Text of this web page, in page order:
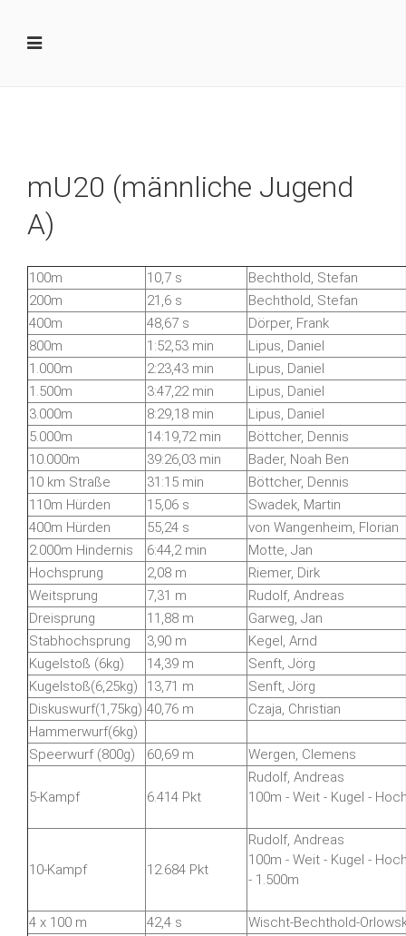
mU20 (männliche Jugend
A)
100m 10,7 s
Bechthold, Stefan
200m
21,6 s
Bechthold, Stefan
400m
48,67 s
Dörper, Frank
800m
1:52,53 min
Lipus, Daniel
1.000m
2:23,43 min
Lipus, Daniel
1.500m
3:47,22 min
Lipus, Daniel
3.000m
8:29,18 min
Lipus, Daniel
5.000m
14:19,72 min
Böttcher, Dennis
10.000m
39:26,03 min
Bader, Noah Ben
10 km Straße
31:15 min
Böttcher, Dennis
110m Hürden
15,06 s
Swadek, Martin
400m Hürden
55,24 s
von Wangenheim, Florian
2.000m Hindernis
6:44,2 min
Motte, Jan
Hochsprung
2,08 m
Riemer, Dirk
Weitsprung
7,31 m
Rudolf, Andreas
Dreisprung
11,88 m
Garweg, Jan
Stabhochsprung
3,90 m
Kegel, Arnd
Kugelstoß (6kg)
14,39 m
Senft, Jörg
Kugelstoß(6,25kg)
13,71 m
Senft, Jörg
Diskuswurf(1,75kg) 40,76 m
Czaja, Christian
Hammerwurf(6kg)
Speerwurf (800g)
60,69 m Wergen, Clemens
5-Kampf 6.414 Pkt
Rudolf, Andreas
100m - Weit - Kugel -
10-Kampf 12.684 Pkt
Rudolf, Andreas
100m - Weit - Kugel -
- 1.500m
4 x 100 m 42,4 s
Wischt-Bechthold-